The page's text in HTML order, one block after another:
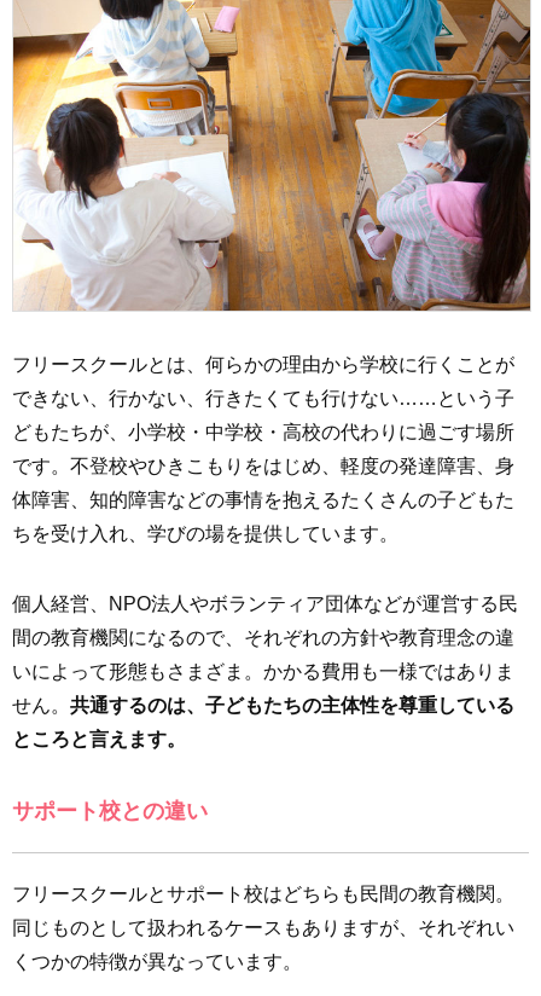
フリースクールとは、何らかの理由から学校に行くことが
できない、行かない、行きたくても行けない……という子
どもたちが、小学校・中学校・高校の代わりに過ごす場所
です。不登校やひきこもりをはじめ、軽度の発達障害、身
体障害、知的障害などの事情を抱えるたくさんの子どもた
ちを受け入れ、学びの場を提供しています。
個人経営、NPO法人やボランティア団体などが運営する民
間の教育機関になるので、それぞれの方針や教育理念の違
いによって形態もさまざま。かかる費用も一様ではありま
せん。 共通するのは、子どもたちの主体性を尊重している
ところと言えます。
サポート校との違い
フリースクールとサポート校はどちらも民間の教育機関。
同じものとして扱われるケースもありますが、それぞれい
くつかの特徴が異なっています。